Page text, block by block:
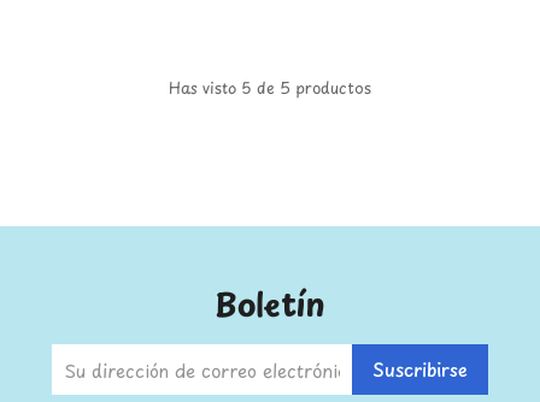
Has visto 5 de 5 productos
Boletín